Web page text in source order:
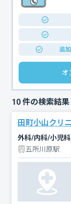
追
オ
10 件の検索結果
田町小山クリ
外科/内科/小児
五所川原駅